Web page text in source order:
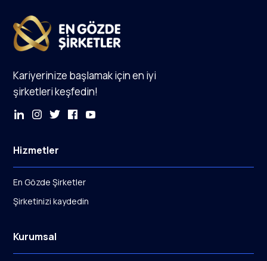
Kariyerinize başlamak için en iyi
şirketleri keşfedin!
Hizmetler
En Gözde Şirketler
Şirketinizi kaydedin
Kurumsal